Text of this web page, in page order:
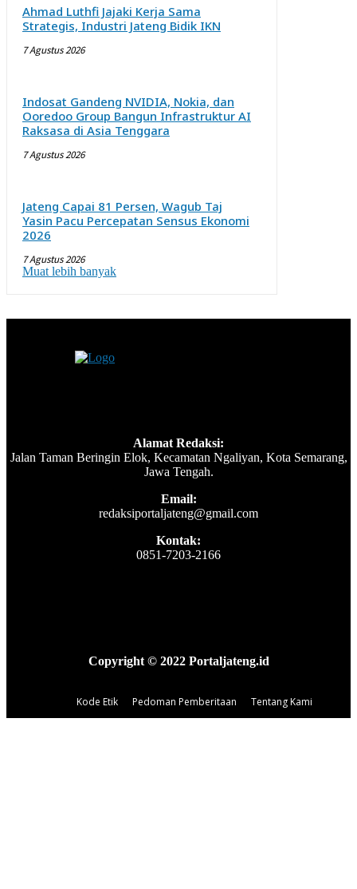
Ahmad Luthfi Jajaki Kerja Sama
Strategis, Industri Jateng Bidik IKN
7 Agustus 2026
Indosat Gandeng NVIDIA, Nokia, dan
Ooredoo Group Bangun Infrastruktur AI
Raksasa di Asia Tenggara
7 Agustus 2026
Jateng Capai 81 Persen, Wagub Taj
Yasin Pacu Percepatan Sensus Ekonomi
2026
7 Agustus 2026
Muat lebih banyak
Alamat Redaksi:
Jalan Taman Beringin Elok, Kecamatan Ngaliyan, Kota Semarang,
Jawa Tengah.
Email:
redaksiportaljateng@gmail.com
Kontak:
0851-7203-2166
Copyright © 2022 Portaljateng.id
Kode Etik Pedoman Pemberitaan Tentang Kami